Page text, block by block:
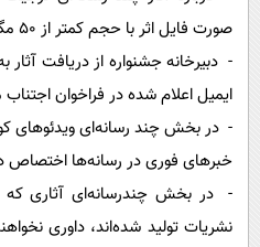
صورت فایل اثر با حجم کمتر از ۵۰ مگ ارسال شود
- دبیرخانه جشنواره از دریافت
ایمیل اعلام شده در فراخوان
- در بخش چند رسانه‌ای ویدئوهای
خبرهای فوری در رسانه‌ها اختصاص
- در بخش چندرسانه‌ای آثاری
نشریات تولید شده‌اند، داوری